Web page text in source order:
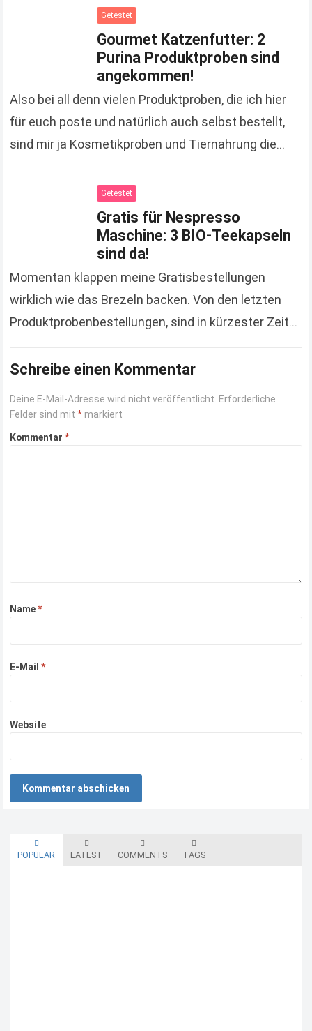
Getestet
Gourmet Katzenfutter: 2
Purina Produktproben sind
angekommen!
Also bei all denn vielen Produktproben, die ich hier
für euch poste und natürlich auch selbst bestellt,
sind mir ja Kosmetikproben und Tiernahrung die
Getestet
Gratis für Nespresso
Maschine: 3 BIO-Teekapseln
sind da!
Momentan klappen meine Gratisbestellungen
wirklich wie das Brezeln backen. Von den letzten
Produktprobenbestellungen, sind in kürzester Zeit
berichtet habe, war das Kinderbuch „Ein Morgen…
Schreibe einen Kommentar
Deine E-Mail-Adresse wird nicht veröffentlicht. Erforderliche
Felder sind mit* markiert
Kommentar*
Name*
E-Mail*
Website
POPULAR LATEST COMMENTS TAGS